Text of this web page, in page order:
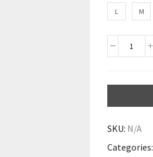
L M
SKU: N/A
Categories: